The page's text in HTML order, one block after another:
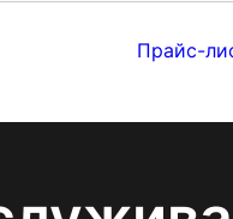
Прайс-